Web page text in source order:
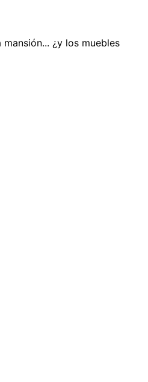
¿y los muebles